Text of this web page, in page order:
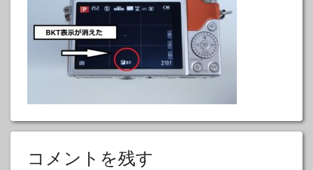
コメントを残す